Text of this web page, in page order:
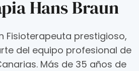
Hans Braun
Fisioterapeuta prestigioso,
del equipo profesional de
Más de 35 años de